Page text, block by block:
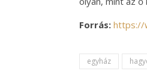
Forrás: https://
egyház